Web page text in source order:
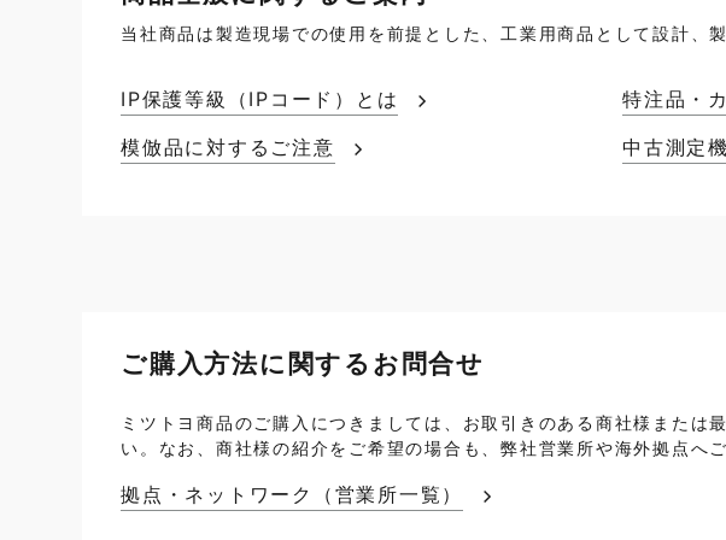
当社商品は製造現場での使用を前提とした、工業用商品として設計、
IP保護等級（IPコード）とは
特注品・
模倣品に対するご注意
中古測定
ご購入方法に関するお問合せ
ミツトヨ商品のご購入につきましては、お取引きのある商社様または
い。なお、商社様の紹介をご希望の場合も、弊社営業所や海外拠点へ
拠点・ネットワーク（営業所一覧）